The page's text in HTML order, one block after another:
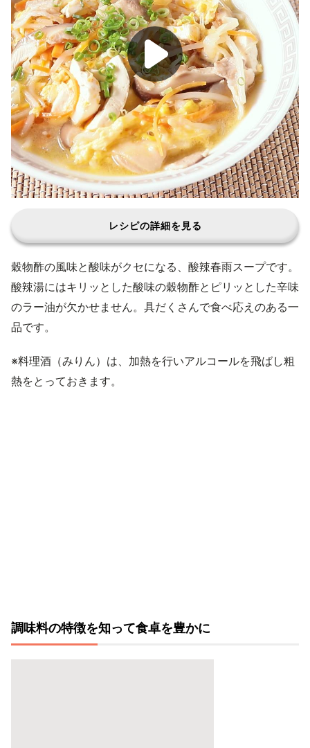
レシピの詳細を見る
穀物酢の風味と酸味がクセになる、酸辣春雨スープです。
酸辣湯にはキリッとした酸味の穀物酢とピリッとした辛味
のラー油が欠かせません。具だくさんで食べ応えのある一
品です。
※料理酒（みりん）は、加熱を行いアルコールを飛ばし粗
熱をとっておきます。
調味料の特徴を知って食卓を豊かに